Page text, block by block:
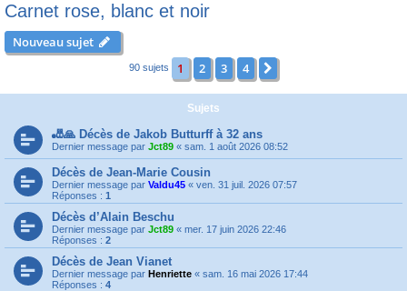
Carnet rose, blanc et noir
Nouveau sujet
90 sujets 1 2 3 4
Sujets
🎳🙏 Décès de Jakob Butturff à 32 ans
Dernier message par Jct89 « sam. 1 août 2026 08:52
Décès de Jean-Marie Cousin
Dernier message par Valdu45 « ven. 31 juil. 2026 07:57
Réponses : 1
Décès d’Alain Beschu
Dernier message par Jct89 « mer. 17 juin 2026 22:46
Réponses : 2
Décès de Jean Vianet
Dernier message par Henriette « sam. 16 mai 2026 17:44
Réponses : 4